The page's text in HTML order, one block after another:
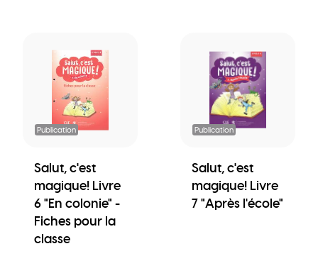
Publication
Salut, c'est
magique! Livre
6 "En colonie" -
Fiches pour la
classe
Publication
Salut, c'est
magique! Livre
7 "Après l'école"